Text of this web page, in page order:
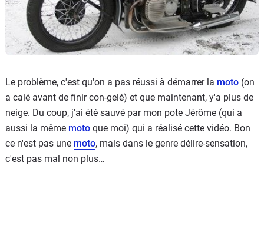
Le problème, c'est qu'on a pas réussi à démarrer la moto (on
a calé avant de finir con-gelé) et que maintenant, y'a plus de
neige. Du coup, j'ai été sauvé par mon pote Jérôme (qui a
aussi la même moto que moi) qui a réalisé cette vidéo. Bon
ce n'est pas une moto, mais dans le genre délire-sensation,
c'est pas mal non plus…